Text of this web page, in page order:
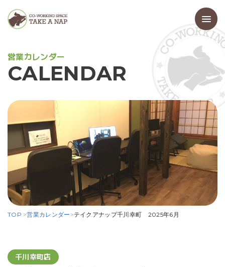
営業カレンダー
CALENDAR
TOP >営業カレンダー >テイクアナップ千川幸町 2025年6月
千川幸町店